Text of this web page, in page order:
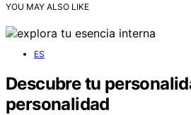
YOU MAY ALSO LIKE
ES
Descubre tu
personalidad